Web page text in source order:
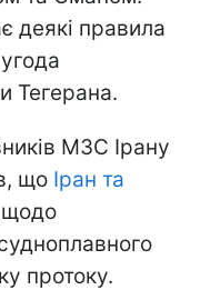
деякі правила
Тегерана.
МЗС Ірану
що Іран та
щодо
протоку.